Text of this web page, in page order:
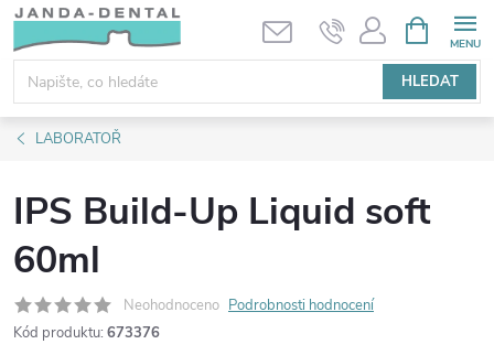
Přejít
obsah
HLEDAT
NÁKUPNÍ
KOŠÍK
LABORATOŘ
IPS Build-Up Liquid soft
60ml
Neohodnoceno Podrobnosti hodnocení
Kód produktu: 673376